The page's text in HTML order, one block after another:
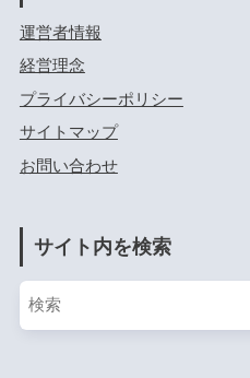
運営者情報
経営理念
プライバシーポリシー
サイトマップ
お問い合わせ
サイト内を検索